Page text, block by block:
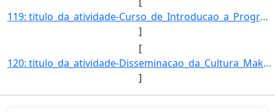
119: titulo_da_atividade-Curso_de_Introducao_a_Programacao_de_Computadores-_usando_Scratch.-tipo_da_ativi]
]
[
120: titulo_da_atividade-Disseminacao_da_Cultura_Maker_-_Uma_proposta_do_IF_Maker-tipo_da_atividade_de_ex]
]